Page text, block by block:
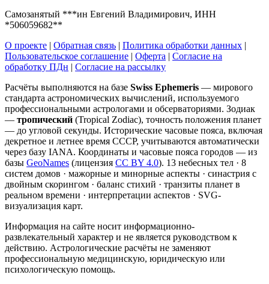
Самозанятый ***ин Евгений Владимирович, ИНН
*506059682**
О проекте | Обратная связь | Политика обработки данных |
Пользовательское соглашение | Оферта | Согласие на
обработку ПДн | Согласие на рассылку
Расчёты выполняются на базе Swiss Ephemeris — мирового
стандарта астрономических вычислений, используемого
профессиональными астрологами и обсерваториями. Зодиак
— тропический (Tropical Zodiac), точность положения планет
— до угловой секунды. Исторические часовые пояса, включая
декретное и летнее время СССР, учитываются автоматически
через базу IANA. Координаты и часовые пояса городов — из
базы GeoNames (лицензия CC BY 4.0). 13 небесных тел · 8
систем домов · мажорные и минорные аспекты · синастрия с
двойным скорингом · баланс стихий · транзиты планет в
реальном времени · интерпретации аспектов · SVG-
визуализация карт.
Информация на сайте носит информационно-
развлекательный характер и не является руководством к
действию. Астрологические расчёты не заменяют
профессиональную медицинскую, юридическую или
психологическую помощь.